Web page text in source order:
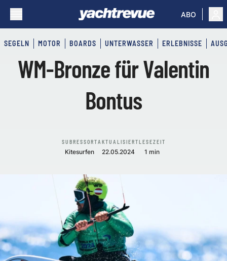
ABO
SEGELN MOTOR BOARDS UNTERWASSER ERLEBNISSE
WM-Bronze für Valentin
Bontus
SUBRESSORT
Kitesurfen
AKTUALISIERT
22.05.2024
LESEZEIT
1 min